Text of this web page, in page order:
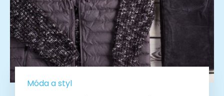
Móda a styl